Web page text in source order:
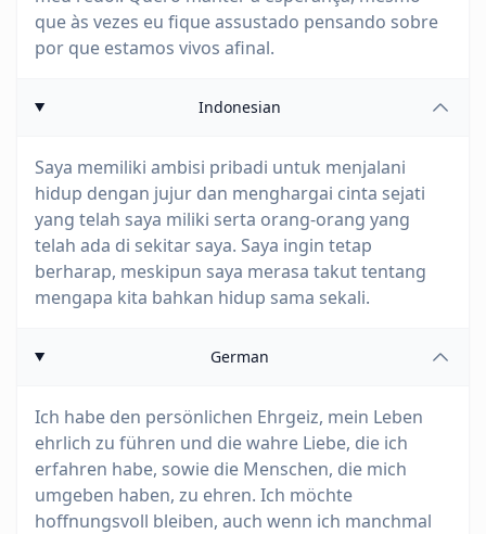
que às vezes eu fique assustado pensando sobre
por que estamos vivos afinal.
Indonesian
Saya memiliki ambisi pribadi untuk menjalani
hidup dengan jujur dan menghargai cinta sejati
yang telah saya miliki serta orang-orang yang
telah ada di sekitar saya. Saya ingin tetap
berharap, meskipun saya merasa takut tentang
mengapa kita bahkan hidup sama sekali.
German
Ich habe den persönlichen Ehrgeiz, mein Leben
ehrlich zu führen und die wahre Liebe, die ich
erfahren habe, sowie die Menschen, die mich
umgeben haben, zu ehren. Ich möchte
hoffnungsvoll bleiben, auch wenn ich manchmal